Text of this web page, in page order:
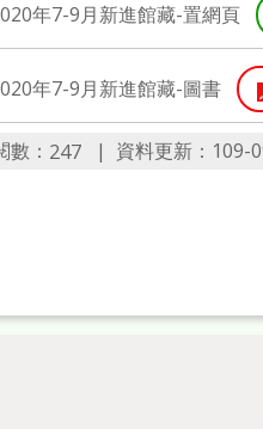
年7-9月新進館藏-置網頁
年7-9月新進館藏-圖書
數： 247 資料更新：109-